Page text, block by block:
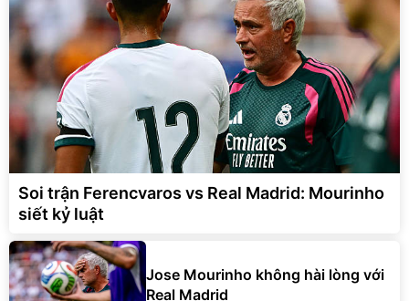
Soi trận Ferencvaros vs Real Madrid: Mourinho
siết kỷ luật
Jose Mourinho không hài lòng với
Real Madrid